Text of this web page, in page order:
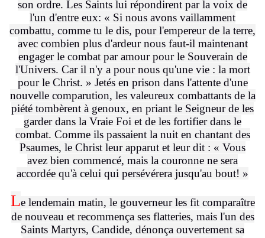
son ordre. Les Saints lui répondirent par la voix de
l'un d'entre eux: « Si nous avons vaillamment
combattu, comme tu le dis, pour l'empereur de la terre,
avec combien plus d'ardeur nous faut-il maintenant
engager le combat par amour pour le Souverain de
l'Univers. Car il n'y a pour nous qu'une vie : la mort
pour le Christ. » Jetés en prison dans l'attente d'une
nouvelle comparution, les valeureux combattants de la
piété tombèrent à genoux, en priant le Seigneur de les
garder dans la Vraie Foi et de les fortifier dans le
combat. Comme ils passaient la nuit en chantant des
Psaumes, le Christ leur apparut et leur dit : « Vous
avez bien commencé, mais la couronne ne sera
accordée qu'à celui qui persévérera jusqu'au bout! »
Le lendemain matin, le gouverneur les fit comparaître
de nouveau et recommença ses flatteries, mais l'un des
Saints Martyrs, Candide, dénonça ouvertement sa